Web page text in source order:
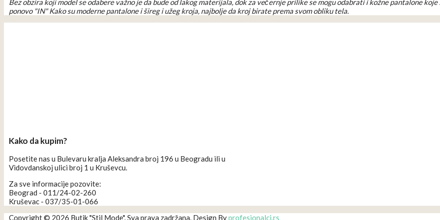
Bez obzira koji model se odabere važno je da bude od lakog materijala, dok za večernje prilike se mogu odabrati i kožne pantalone koje
ponovo "IN" Kako su moderne pantalone i šireg i užeg kroja, najbolje da kroj birate prema svom obliku tela.
Kako da kupim?
Posetite nas u Bulevaru kralja Aleksandra broj 196 u Beogradu ili u
Vidovdanskoj ulici broj 1 u Kruševcu.
Za sve informacije pozovite:
Beograd - 011/24-02-260
Kruševac - 037/35-01-066
Copyright © 2026 Butik "Stil Mode". Sva prava zadržana. Design Byprofesionalci.rs